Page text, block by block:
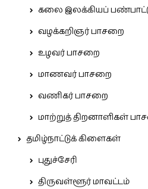
கலை இலக்கியப்
வழக்கறிஞர் பாசறை
உழவர் பாசறை
மாணவர் பாசறை
வணிகர் பாசறை
மாற்றுத் திறனாளிகள்
தமிழ்நாட்டுக் கிளைகள்
புதுச்சேரி
திருவள்ளூர் மாவட்டம்